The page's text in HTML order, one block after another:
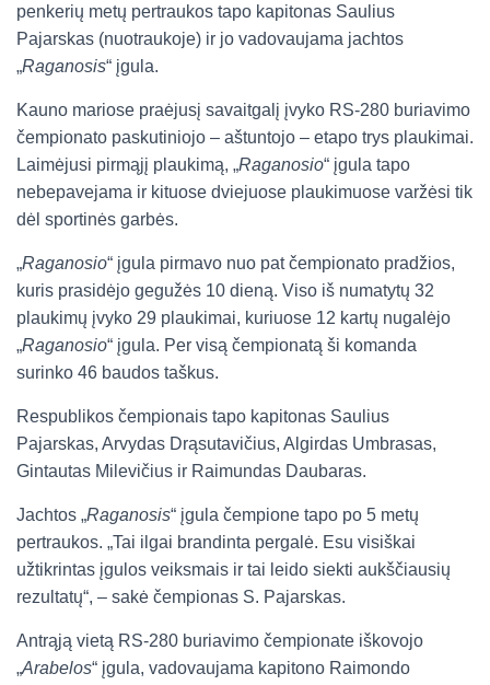
penkerių metų pertraukos tapo kapitonas Saulius
Pajarskas (nuotraukoje) ir jo vadovaujama jachtos
„Raganosis“ įgula.
Kauno mariose praėjusį savaitgalį įvyko RS-280 buriavimo
čempionato paskutiniojo – aštuntojo – etapo trys plaukimai.
Laimėjusi pirmąjį plaukimą, „Raganosio“ įgula tapo
nebepavejama ir kituose dviejuose plaukimuose varžėsi tik
dėl sportinės garbės.
„Raganosio“ įgula pirmavo nuo pat čempionato pradžios,
kuris prasidėjo gegužės 10 dieną. Viso iš numatytų 32
plaukimų įvyko 29 plaukimai, kuriuose 12 kartų nugalėjo
„Raganosio“ įgula. Per visą čempionatą ši komanda
surinko 46 baudos taškus.
Respublikos čempionais tapo kapitonas Saulius
Pajarskas, Arvydas Drąsutavičius, Algirdas Umbrasas,
Gintautas Milevičius ir Raimundas Daubaras.
Jachtos „Raganosis“ įgula čempione tapo po 5 metų
pertraukos. „Tai ilgai brandinta pergalė. Esu visiškai
užtikrintas įgulos veiksmais ir tai leido siekti aukščiausių
rezultatų“, – sakė čempionas S. Pajarskas.
Antrąją vietą RS-280 buriavimo čempionate iškovojo
„Arabelos“ įgula, vadovaujama kapitono Raimondo